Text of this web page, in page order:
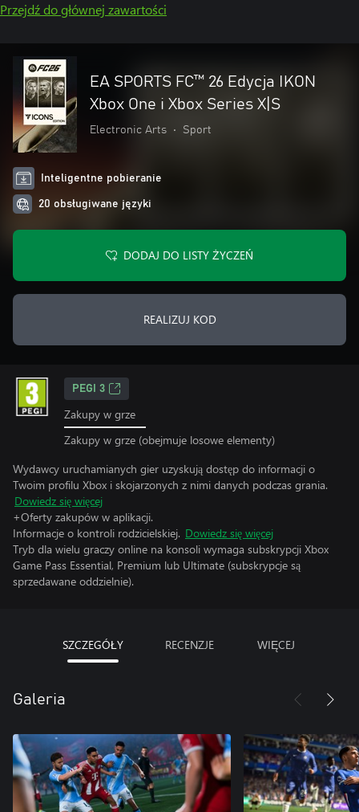
Przejdź do głównej zawartości
EA SPORTS FC™ 26 Edycja IKON
Xbox One i Xbox Series X|S
Electronic Arts • Sport
Inteligentne pobieranie
20 obsługiwane języki
DODAJ DO LISTY ŻYCZEŃ
REALIZUJ KOD
PEGI 3
Zakupy w grze
Zakupy w grze (obejmuje losowe elementy)
Wydawcy uruchamianych gier uzyskują dostęp do informacji o
Twoim profilu Xbox i skojarzonych z nimi danych podczas grania.
Dowiedz się więcej
+Oferty zakupów w aplikacji.
Informacje o kontroli rodzicielskiej. Dowiedz się więcej
Tryb dla wielu graczy online na konsoli wymaga subskrypcji Xbox
Game Pass Essential, Premium lub Ultimate (subskrypcje są
sprzedawane oddzielnie).
SZCZEGÓŁY RECENZJE WIĘCEJ
Galeria